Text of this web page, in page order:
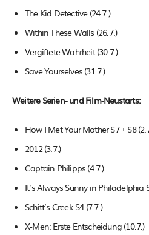
The Kid Detective (24.7.)
Within These Walls (26.7.)
Vergiftete Wahrheit (30.7.)
Save Yourselves (31.7.)
Weitere Serien- und Film-Neustarts:
How I Met Your Mother S7 + S8
2012 (3.7.)
Captain Philipps (4.7.)
It’s Always Sunny in Philadelphia
Schitt’s Creek S4 (7.7.)
X-Men: Erste Entscheidung (10.7.)